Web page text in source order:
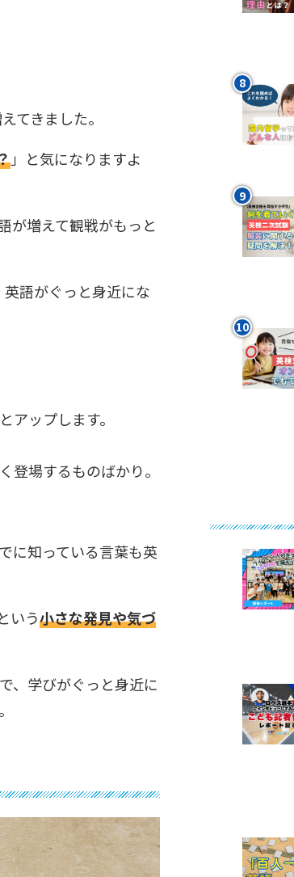
てきました。
」と気になりますよ
が増えて観戦がもっと
英語がぐっと身近にな
アップします。
登場するものばかり。
に知っている言葉も英
いう小さな発見や気づ
、学びがぐっと身近に